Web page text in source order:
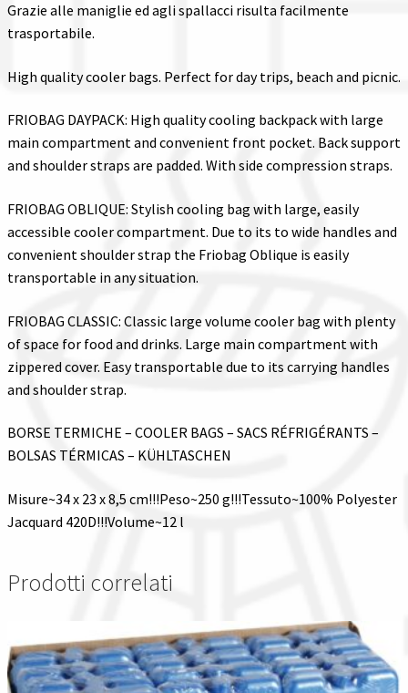
Grazie alle maniglie ed agli spallacci risulta facilmente
trasportabile.
High quality cooler bags. Perfect for day trips, beach and picnic.
FRIOBAG DAYPACK: High quality cooling backpack with large
main compartment and convenient front pocket. Back support
and shoulder straps are padded. With side compression straps.
FRIOBAG OBLIQUE: Stylish cooling bag with large, easily
accessible cooler compartment. Due to its to wide handles and
convenient shoulder strap the Friobag Oblique is easily
transportable in any situation.
FRIOBAG CLASSIC: Classic large volume cooler bag with plenty
of space for food and drinks. Large main compartment with
zippered cover. Easy transportable due to its carrying handles
and shoulder strap.
BORSE TERMICHE – COOLER BAGS – SACS RÉFRIGÉRANTS –
BOLSAS TÉRMICAS – KÜHLTASCHEN
Misure~34 x 23 x 8,5 cm!!!Peso~250 g!!!Tessuto~100% Polyester
Jacquard 420D!!!Volume~12 l
Prodotti correlati